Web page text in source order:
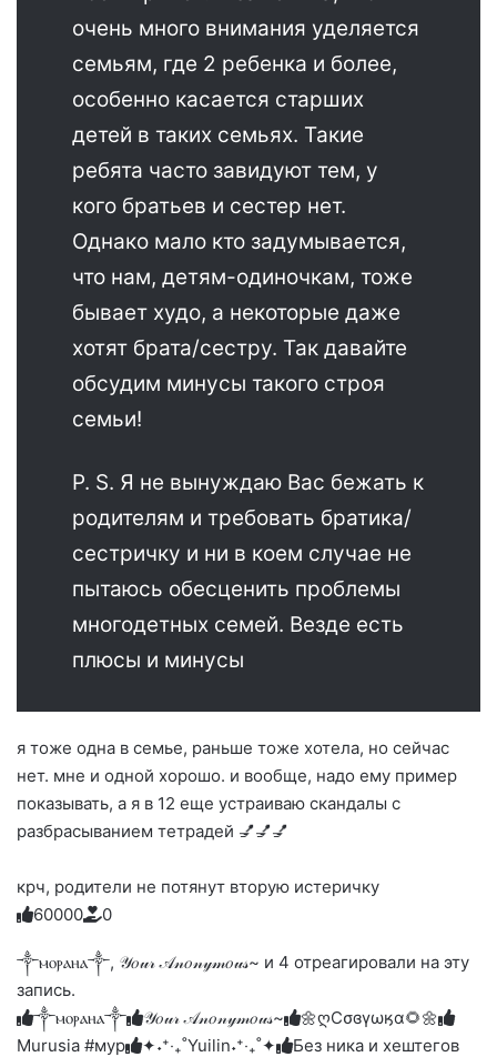
очень много внимания уделяется
семьям, где 2 ребенка и более,
особенно касается старших
детей в таких семьях. Такие
ребята часто завидуют тем, у
кого братьев и сестер нет.
Однако мало кто задумывается,
что нам, детям-одиночкам, тоже
бывает худо, а некоторые даже
хотят брата/сестру. Так давайте
обсудим минусы такого строя
семьи!
P. S. Я не вынуждаю Вас бежать к
родителям и требовать братика/
сестричку и ни в коем случае не
пытаюсь обесценить проблемы
многодетных семей. Везде есть
плюсы и минусы
я тоже одна в семье, раньше тоже хотела, но сейчас
нет. мне и одной хорошо. и вообще, надо ему пример
показывать, а я в 12 еще устраиваю скандалы с
разбрасыванием тетрадей 💅💅💅
крч, родители не потянут вторую истеричку
Голосуйте
вверх.
6
Нажмите
реакцию:
улыбаюсь
0
Нажмите
реакцию:
смеюсь
до
0
Нажмите
реакцию:
печаль
0
Нажмите
реакцию:
плачу
0
Нажмите
благодарю
0
༒ⲙⲟⲣⲁⲏⲁ༒, 𝒴𝑜𝓊𝓇 𝒜𝓃𝑜𝓃𝓎𝓂𝑜𝓊𝓈~ и 4 отреагировали на эту
запись.
༒ⲙⲟⲣⲁⲏⲁ༒
𝒴𝑜𝓊𝓇 𝒜𝓃𝑜𝓃𝓎𝓂𝑜𝓊𝓈~
🌼ღСσɞγωӄα🌻🌼
Murusia #мур
✦˖⁺‧₊˚Yuilin˖⁺‧₊˚✦ Без ника и хештегов